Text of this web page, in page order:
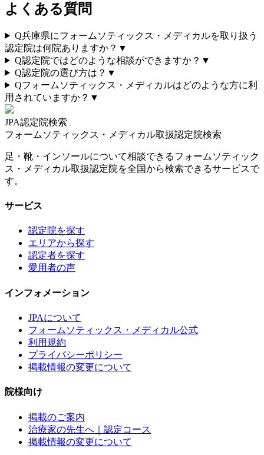
よくある質問
Q兵庫県にフォームソティックス・メディカルを取り扱う
認定院は何院ありますか？ ▼
Q認定院ではどのような相談ができますか？ ▼
Q認定院の選び方は？ ▼
Qフォームソティックス・メディカルはどのような方に利
用されていますか？ ▼
JPA認定院検索
フォームソティックス・メディカル取扱認定院検索
足・靴・インソールについて相談できるフォームソティック
ス・メディカル取扱認定院を全国から検索できるサービスで
す。
サービス
認定院を探す
エリアから探す
認定者を探す
愛用者の声
インフォメーション
JPAについて
フォームソティックス・メディカル公式
利用規約
プライバシーポリシー
掲載情報の変更について
院様向け
掲載のご案内
治療家の先生へ｜認定コース
掲載情報の変更について